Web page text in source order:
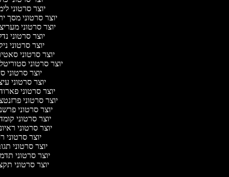
יוצר סרטוני
יוצר סרטוני מסך
יוצר סרטוני
יוצר סרטוני
יוצר סרטוני
יוצר סרטוני
יוצר סרטוני
יוצר סרטוני
יוצר סרטוני
יוצר סרטוני
יוצר סרטוני
יוצר סרטוני
יוצר סרטוני
יוצר סרטוני
יוצר סרטוני
יוצר סרטוני
יוצר סרטוני
יוצר סרטוני